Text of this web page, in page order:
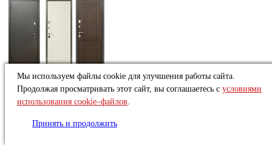
Дверь металлическая квартирная ДМ-1 Рио Классика
Под заказ
цена по запросу
Мы используем файлы cookie для улучшения работы сайта.
Продолжая просматривать этот сайт, вы соглашаетесь с условиями
использования cookie–файлов.
Принять и продолжить